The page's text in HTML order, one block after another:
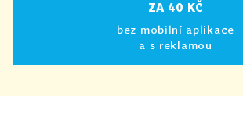
ZA 40 KČ
bez mobilní aplikace
a s reklamou